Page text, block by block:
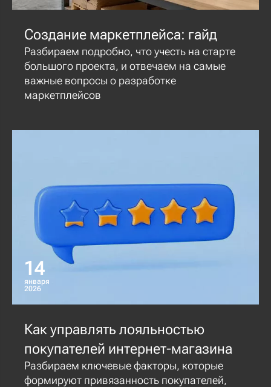
Создание маркетплейса: гайд
Разбираем подробно, что учесть на старте
большого проекта, и отвечаем на самые
важные вопросы о разработке
маркетплейсов
14
января
2026
Как управлять лояльностью
покупателей интернет-магазина
Разбираем ключевые факторы, которые
формируют привязанность покупателей,